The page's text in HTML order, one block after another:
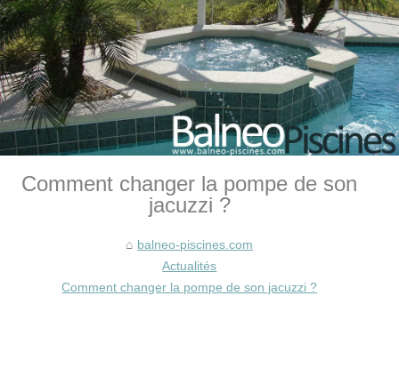
Comment changer la pompe de son
jacuzzi ?
balneo-piscines.com
Actualités
Comment changer la pompe de son jacuzzi ?